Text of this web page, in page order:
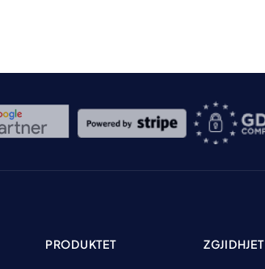
PRODUKTET ZGJIDHJET